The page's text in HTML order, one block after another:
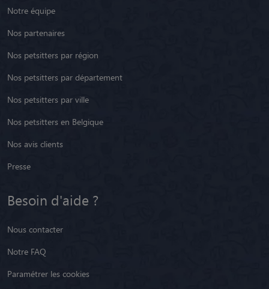
Notre équipe
Nos partenaires
Nos petsitters par région
Nos petsitters par département
Nos petsitters par ville
Nos petsitters en Belgique
Nos avis clients
Presse
Besoin d'aide ?
Nous contacter
Notre FAQ
Paramétrer les cookies